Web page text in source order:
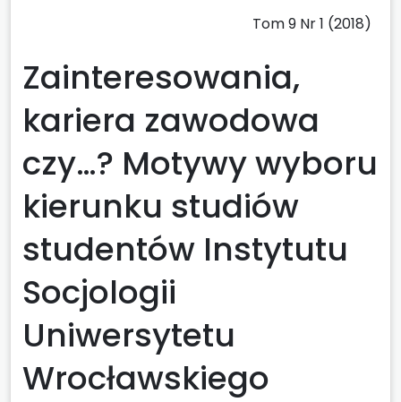
Tom 9 Nr 1 (2018)
Zainteresowania,
kariera zawodowa
czy…? Motywy wyboru
kierunku studiów
studentów Instytutu
Socjologii
Uniwersytetu
Wrocławskiego